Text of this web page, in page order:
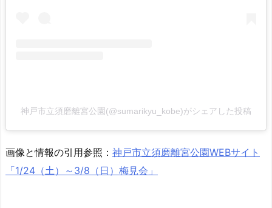
神戸市立須磨離宮公園(@sumarikyu_kobe)がシェアした投稿
画像と情報の引用参照： 神戸市立須磨離宮公園WEBサイト
「1/24（土）～3/8（日）梅見会」